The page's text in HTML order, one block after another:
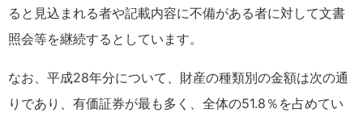
ると見込まれる者や記載内容に不備がある者に対して文書
照会等を継続するとしています。
なお、平成28年分について、財産の種類別の金額は次の通
りであり、有価証券が最も多く、全体の51.8％を占めてい